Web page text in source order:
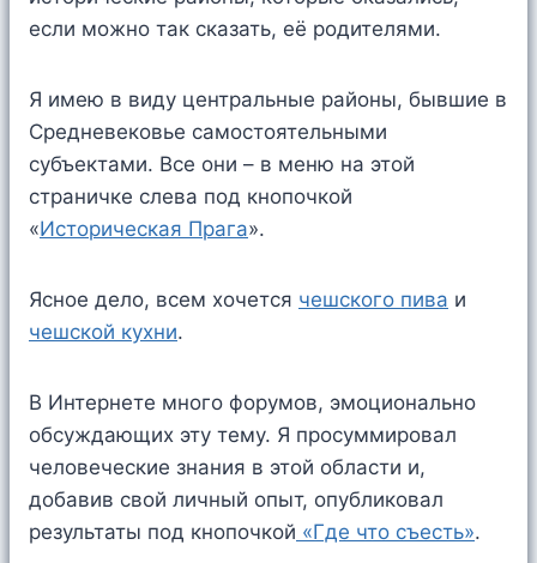
если можно так сказать, её родителями.
Я имею в виду центральные районы, бывшие в
Средневековье самостоятельными
субъектами. Все они – в меню на этой
страничке слева под кнопочкой
«Историческая Прага».
Ясное дело, всем хочется чешского пива и
чешской кухни.
В Интернете много форумов, эмоционально
обсуждающих эту тему. Я просуммировал
человеческие знания в этой области и,
добавив свой личный опыт, опубликовал
результаты под кнопочкой «Где что съесть».